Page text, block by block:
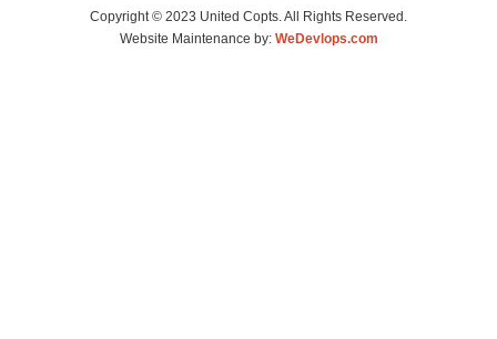
Copyright © 2023 United Copts. All Rights Reserved.
Website Maintenance by: WeDevlops.com